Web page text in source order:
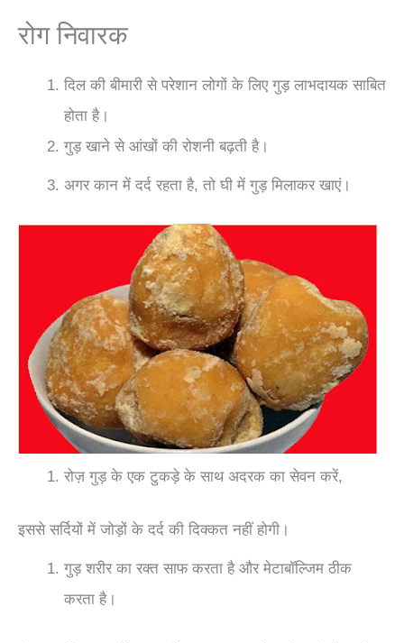
रोग निवारक
दिल की बीमारी से परेशान लोगों के लिए गुड़ लाभदायक साबित
होता है।
गुड़ खाने से आंखों की रोशनी बढ़ती है।
अगर कान में दर्द रहता है, तो घी में गुड़ मिलाकर खाएं।
रोज़ गुड़ के एक टुकड़े के साथ अदरक का सेवन करें,
इससे सर्दियों में जोड़ों के दर्द की दिक्कत नहीं होगी।
गुड़ शरीर का रक्त साफ करता है और मेटाबॉल्जिम ठीक
करता है।